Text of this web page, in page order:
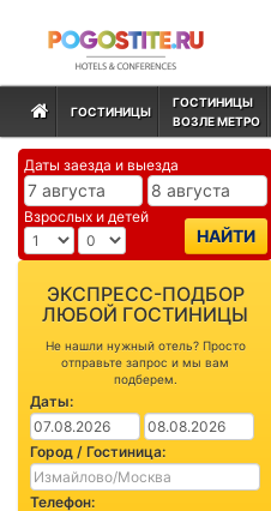
ГОСТИНИЦЫ
ГОСТИНИЦЫ
ВОЗЛЕ МЕТРО
Даты заезда и выезда
Взрослых и детей
НАЙТИ
ЭКСПРЕСС-ПОДБОР
ЛЮБОЙ ГОСТИНИЦЫ
Не нашли нужный отель? Просто
отправьте запрос и мы вам
подберем.
Даты:
Город / Гостиница:
Телефон: